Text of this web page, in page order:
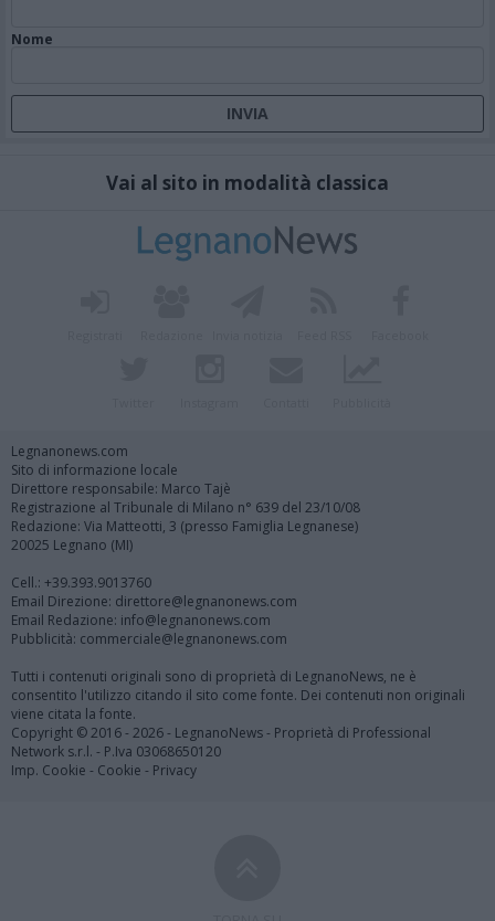
Nome
Vai al sito in modalità classica
Legnanonews.com
Sito di informazione locale
Direttore responsabile: Marco Tajè
Registrazione al Tribunale di Milano n° 639 del 23/10/08
Redazione: Via Matteotti, 3 (presso Famiglia Legnanese)
20025 Legnano (MI)
Cell.: +39.393.9013760
Email Direzione: direttore@legnanonews.com
Email Redazione: info@legnanonews.com
Pubblicità: commerciale@legnanonews.com
Tutti i contenuti originali sono di proprietà di LegnanoNews, ne è
consentito l'utilizzo citando il sito come fonte. Dei contenuti non originali
viene citata la fonte.
Copyright © 2016 - 2026 - LegnanoNews - Proprietà di Professional
Network s.r.l. - P.Iva 03068650120
Imp. Cookie - Cookie - Privacy